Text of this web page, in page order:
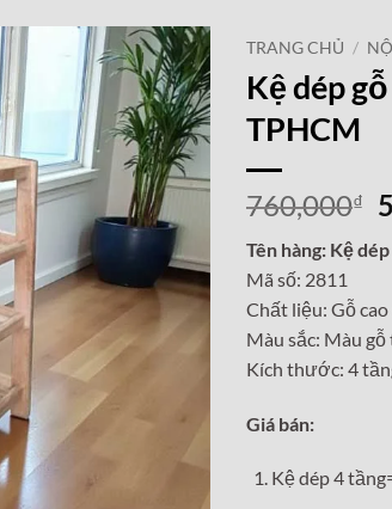
TRANG CHỦ /
Kệ dép
TPHCM
760,000₫
Tên hàng: Kệ
Mã số: 2811
Chất liệu: Gỗ
Màu sắc: Màu
Kích thước: 4
Giá bán:
Kệ dép 4